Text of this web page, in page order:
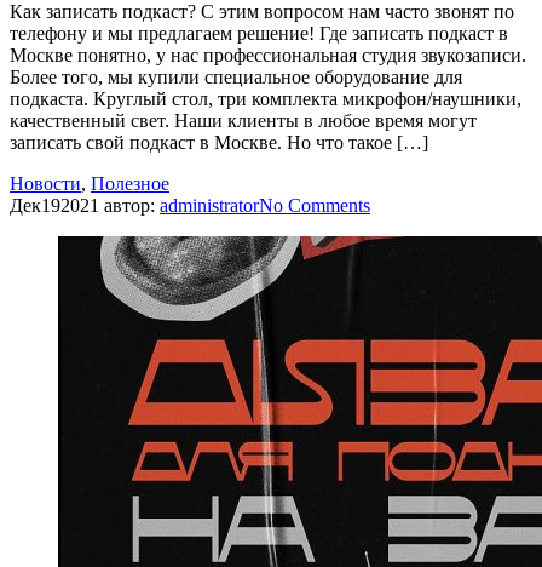
Как записать подкаст? С этим вопросом нам часто звонят по
телефону и мы предлагаем решение! Где записать подкаст в
Москве понятно, у нас профессиональная студия звукозаписи.
Более того, мы купили специальное оборудование для
подкаста. Круглый стол, три комплекта микрофон/наушники,
качественный свет. Наши клиенты в любое время могут
записать свой подкаст в Москве. Но что такое […]
Новости, Полезное
Дек192021 автор: administratorNo Comments